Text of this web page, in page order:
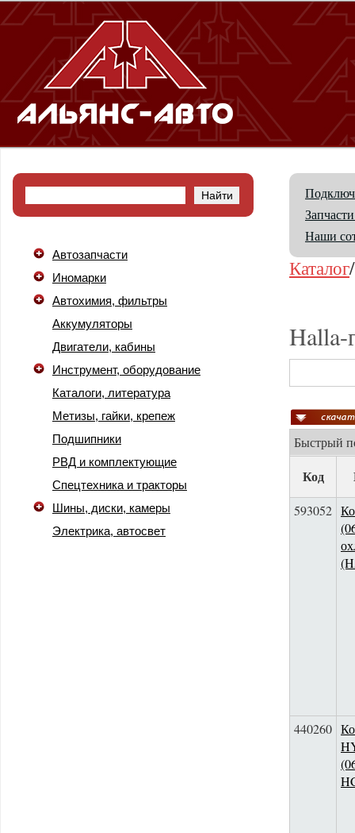
Автозапчасти
Иномарки
Автохимия, фильтры
Аккумуляторы
Двигатели, кабины
Инструмент, оборудование
Каталоги, литература
Метизы, гайки, крепеж
Подшипники
РВД и комплектующие
Спецтехника и тракторы
Шины, диски, камеры
Электрика, автосвет
Наши
Каталог
Halla-
Быстрый
Код
593052
440260